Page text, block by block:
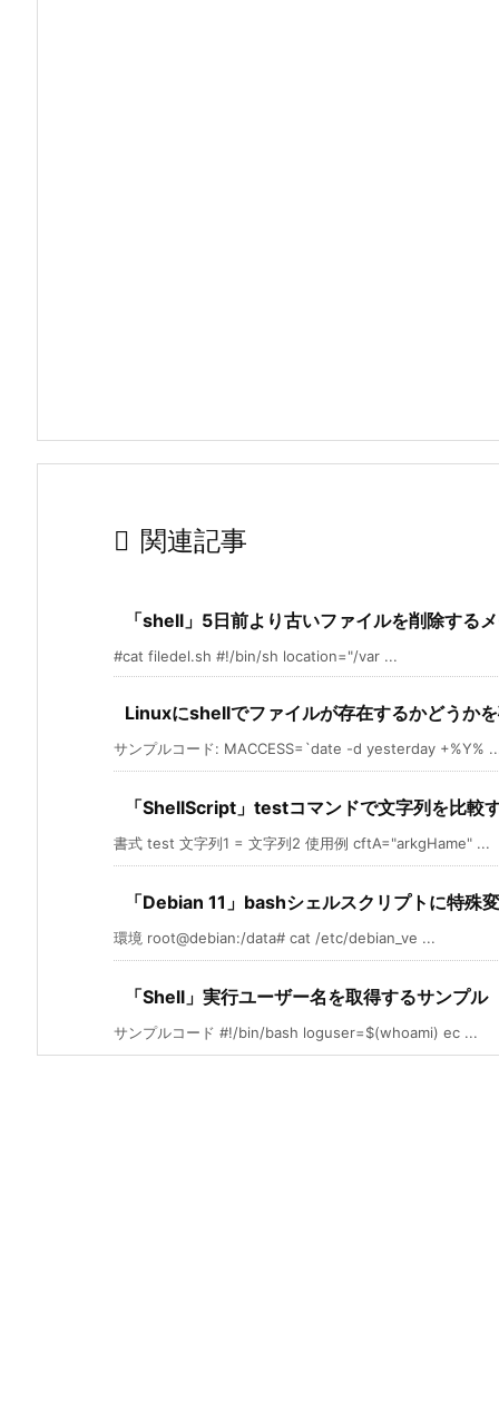
 関連記事
「shell」5日前より古いファイルを削除する
#cat filedel.sh #!/bin/sh location="/var ...
Linuxにshellでファイルが存在するかどうか
サンプルコード: MACCESS=`date -d yesterday +%Y%
「ShellScript」testコマンドで文字列を比較
書式 test 文字列1 = 文字列2 使用例 cftA="arkgHame" ...
「Debian 11」bashシェルスクリプトに特殊
環境 root@debian:/data# cat /etc/debian_ve ...
「Shell」実行ユーザー名を取得するサンプル
サンプルコード #!/bin/bash loguser=$(whoami) ec ...